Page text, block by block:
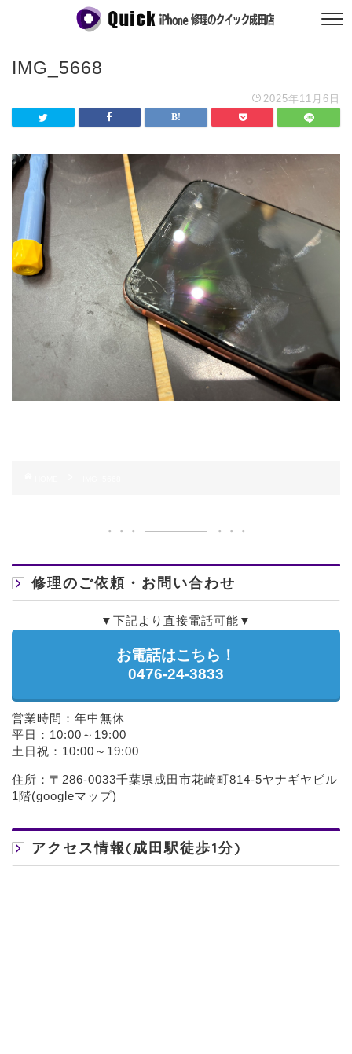
IMG_5668
2025年11月6日
修理のご依頼・お問い合わせ
▼下記より直接電話可能▼
お電話はこちら！
0476-24-3833
営業時間：年中無休
平日：10:00～19:00
土日祝：10:00～19:00
住所：〒286-0033千葉県成田市花崎町814-5ヤナギヤビル
1階(googleマップ)
アクセス情報(成田駅徒歩1分)